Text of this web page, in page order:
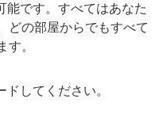
能です。すべてはあなた
どの部屋からでもすべて
。
してください。